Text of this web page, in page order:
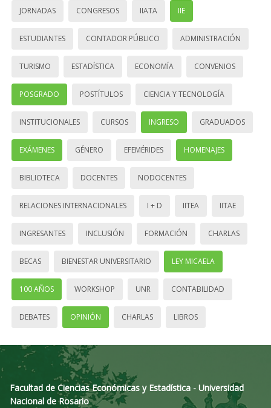
JORNADAS CONGRESOS IIATA IIE
ESTUDIANTES CONTADOR PÚBLICO ADMINISTRACIÓN
TURISMO ESTADÍSTICA ECONOMÍA CONVENIOS
POSGRADO POSTÍTULOS CIENCIA Y TECNOLOGÍA
INSTITUCIONALES CURSOS INGRESO GRADUADOS
EXÁMENES GÉNERO EFEMÉRIDES HOMENAJES
BIBLIOTECA DOCENTES NODOCENTES
RELACIONES INTERNACIONALES I + D IITEA IITAE
INGRESANTES INCLUSIÓN FORMACIÓN CHARLAS
BECAS BIENESTAR UNIVERSITARIO LEY MICAELA
100 AÑOS WORKSHOP UNR CONTABILIDAD
DEBATES OPINIÓN CHARLAS LIBROS
Facultad de Ciencias Económicas y Estadística - Universidad
Nacional de Rosario